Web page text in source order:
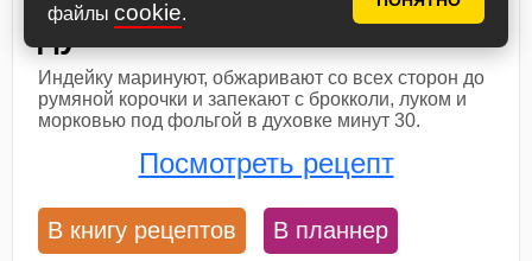
файлы cookie.
духовке
Индейку маринуют, обжаривают со всех сторон до
румяной корочки и запекают с брокколи, луком и
морковью под фольгой в духовке минут 30.
Посмотреть рецепт
В книгу рецептов В планнер